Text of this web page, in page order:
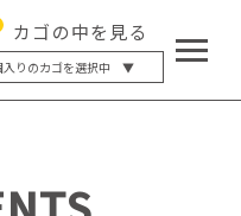
カゴの中を見る
入りのカゴを選択中 ▼
り
入り
最大12%OFF